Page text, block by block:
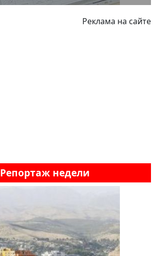
Реклама на сайте
Репортаж недели